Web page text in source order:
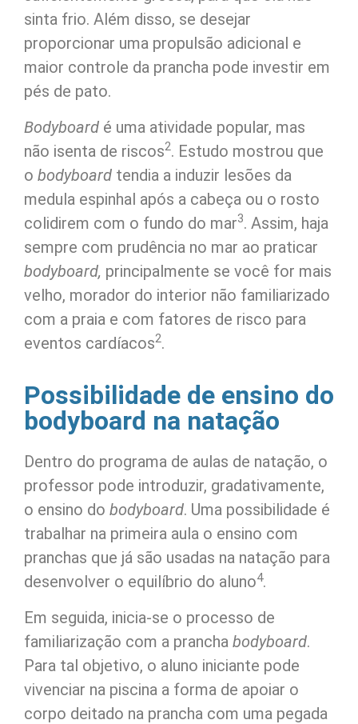
sinta frio. Além disso, se desejar
proporcionar uma propulsão adicional e
maior controle da prancha pode investir em
pés de pato.
Bodyboard é uma atividade popular, mas
não isenta de riscos2. Estudo mostrou que
o bodyboard tendia a induzir lesões da
medula espinhal após a cabeça ou o rosto
colidirem com o fundo do mar3. Assim, haja
sempre com prudência no mar ao praticar
bodyboard, principalmente se você for mais
velho, morador do interior não familiarizado
com a praia e com fatores de risco para
eventos cardíacos2.
Possibilidade de ensino do
bodyboard na natação
Dentro do programa de aulas de natação, o
professor pode introduzir, gradativamente,
o ensino do bodyboard. Uma possibilidade é
trabalhar na primeira aula o ensino com
pranchas que já são usadas na natação para
desenvolver o equilíbrio do aluno4.
Em seguida, inicia-se o processo de
familiarização com a prancha bodyboard.
Para tal objetivo, o aluno iniciante pode
vivenciar na piscina a forma de apoiar o
corpo deitado na prancha com uma pegada